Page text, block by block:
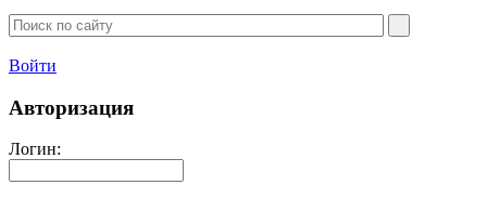
Войти
Авторизация
Логин: